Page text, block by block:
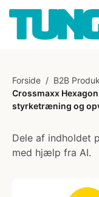
Forside / B2B
Crossmaxx
styrketræning og
Dele af indholdet
med hjælp fra AI.